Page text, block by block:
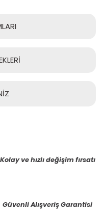
Kolay ve hızlı değişim fırsatı
Güvenli Alışveriş Garantisi